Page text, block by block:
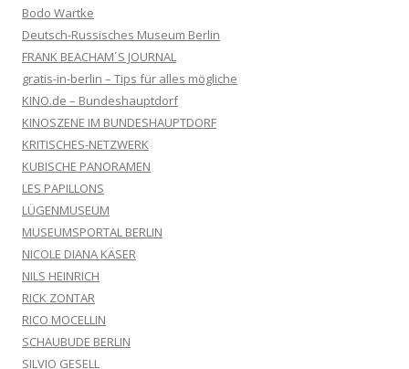
Bodo Wartke
Deutsch-Russisches Museum Berlin
FRANK BEACHAM´S JOURNAL
gratis-in-berlin – Tips für alles mögliche
KINO.de – Bundeshauptdorf
KINOSZENE IM BUNDESHAUPTDORF
KRITISCHES-NETZWERK
KUBISCHE PANORAMEN
LES PAPILLONS
LÜGENMUSEUM
MUSEUMSPORTAL BERLIN
NICOLE DIANA KÄSER
NILS HEINRICH
RICK ZONTAR
RICO MOCELLIN
SCHAUBUDE BERLIN
SILVIO GESELL